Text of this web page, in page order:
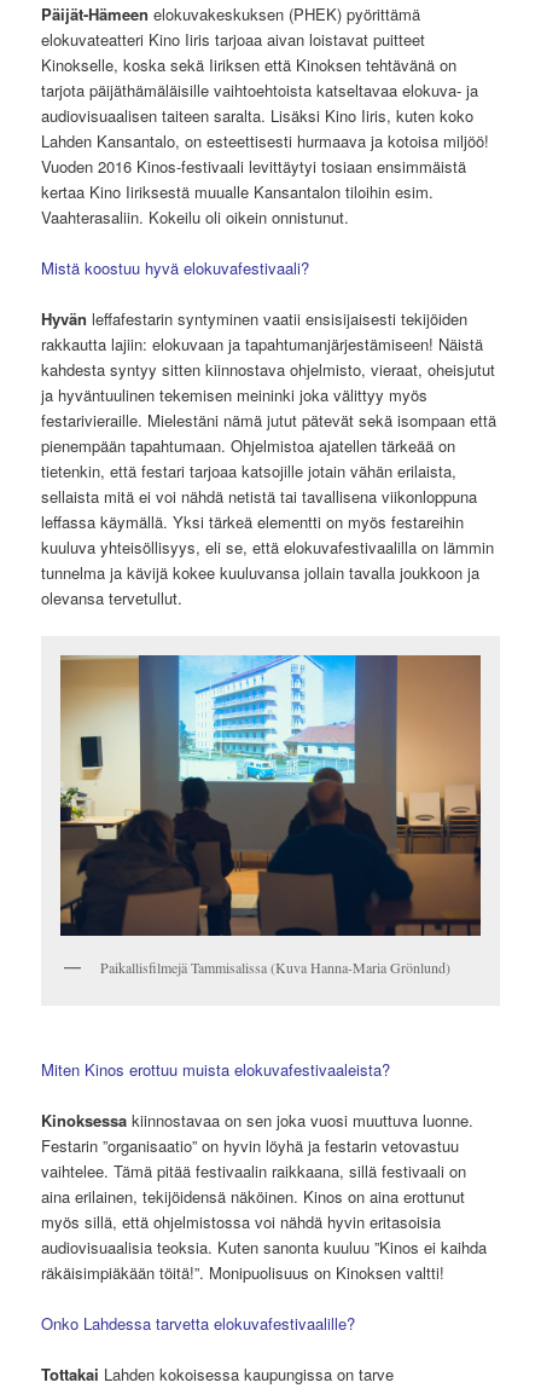
Päijät-Hämeen elokuvakeskuksen (PHEK) pyörittämä
elokuvateatteri Kino Iiris tarjoaa aivan loistavat puitteet
Kinokselle, koska sekä Iiriksen että Kinoksen tehtävänä on
tarjota päijäthämäläisille vaihtoehtoista katseltavaa elokuva- ja
audiovisuaalisen taiteen saralta. Lisäksi Kino Iiris, kuten koko
Lahden Kansantalo, on esteettisesti hurmaava ja kotoisa miljöö!
Vuoden 2016 Kinos-festivaali levittäytyi tosiaan ensimmäistä
kertaa Kino Iiriksestä muualle Kansantalon tiloihin esim.
Vaahterasaliin. Kokeilu oli oikein onnistunut.
Mistä koostuu hyvä elokuvafestivaali?
Hyvän leffafestarin syntyminen vaatii ensisijaisesti tekijöiden
rakkautta lajiin: elokuvaan ja tapahtumanjärjestämiseen! Näistä
kahdesta syntyy sitten kiinnostava ohjelmisto, vieraat, oheisjutut
ja hyväntuulinen tekemisen meininki joka välittyy myös
festarivieraille. Mielestäni nämä jutut pätevät sekä isompaan että
pienempään tapahtumaan. Ohjelmistoa ajatellen tärkeää on
tietenkin, että festari tarjoaa katsojille jotain vähän erilaista,
sellaista mitä ei voi nähdä netistä tai tavallisena viikonloppuna
leffassa käymällä. Yksi tärkeä elementti on myös festareihin
kuuluva yhteisöllisyys, eli se, että elokuvafestivaalilla on lämmin
tunnelma ja kävijä kokee kuuluvansa jollain tavalla joukkoon ja
olevansa tervetullut.
Paikallisfilmejä Tammisalissa (Kuva Hanna-Maria Grönlund)
Miten Kinos erottuu muista elokuvafestivaaleista?
Kinoksessa kiinnostavaa on sen joka vuosi muuttuva luonne.
Festarin ”organisaatio” on hyvin löyhä ja festarin vetovastuu
vaihtelee. Tämä pitää festivaalin raikkaana, sillä festivaali on
aina erilainen, tekijöidensä näköinen. Kinos on aina erottunut
myös sillä, että ohjelmistossa voi nähdä hyvin eritasoisia
audiovisuaalisia teoksia. Kuten sanonta kuuluu ”Kinos ei kaihda
räkäisimpiäkään töitä!”. Monipuolisuus on Kinoksen valtti!
Onko Lahdessa tarvetta elokuvafestivaalille?
Tottakai Lahden kokoisessa kaupungissa on tarve